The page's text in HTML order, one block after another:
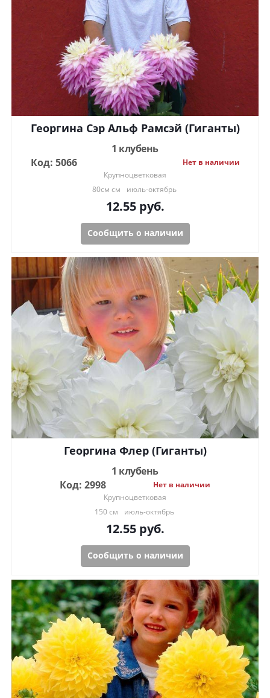
Георгина Сэр Альф Рамсэй (Гиганты)
1 клубень
Код: 5066
Нет в наличии
Крупноцветковая
80см см
июль-октябрь
12.55руб.
Сообщить о наличии
Георгина Флер (Гиганты)
1 клубень
Код: 2998
Нет в наличии
Крупноцветковая
150 см
июль-октябрь
12.55руб.
Сообщить о наличии